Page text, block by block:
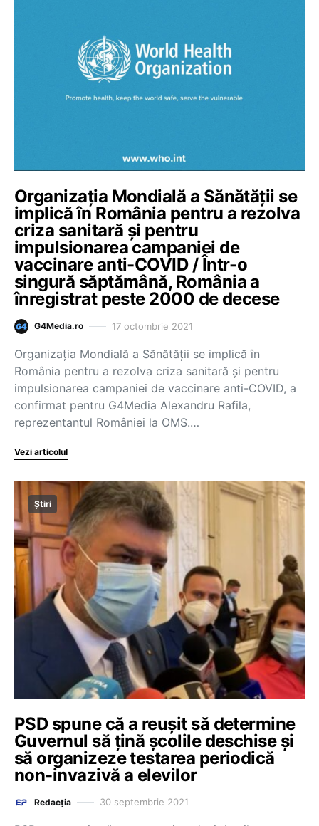
Organizația Mondială a Sănătății se
implică în România pentru a rezolva
criza sanitară și pentru
impulsionarea campaniei de
vaccinare anti-COVID / Într-o
singură săptămână, România a
înregistrat peste 2000 de decese
G4Media.ro 17 octombrie 2021
Organizația Mondială a Sănătății se implică în
România pentru a rezolva criza sanitară și pentru
impulsionarea campaniei de vaccinare anti-COVID, a
confirmat pentru G4Media Alexandru Rafila,
reprezentantul României la OMS.…
Vezi articolul
Știri
PSD spune că a reuşit să determine
Guvernul să ţină şcolile deschise şi
să organizeze testarea periodică
non-invazivă a elevilor
Redacția 30 septembrie 2021